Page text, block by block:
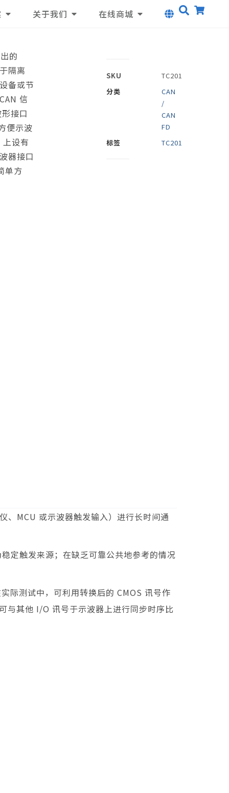
关于我们 在线商城
的
隔离
备或节
信
接口
便示波
设有
器接口
单方
SKU
TC201
分类
CAN
/
CAN
FD
标签
TC201
、MCU 或示波器触发输入）进行长时间通
定触发来源；在缺乏可靠公共地参考的情况
际测试中，可利用转换后的 CMOS 讯号作
与其他 I/O 讯号于示波器上进行同步时序比